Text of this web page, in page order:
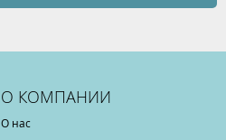
О КОМПАНИИ
О нас